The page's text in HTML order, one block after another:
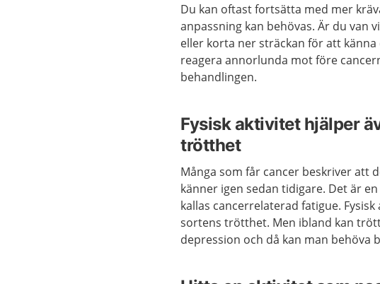
Du kan oftast fortsätta med mer
anpassning kan behövas. Är du van
eller korta ner sträckan för att
reagera annorlunda mot före
behandlingen.
Fysisk aktivitet hjälper
trötthet
Många som får cancer beskriver att
känner igen sedan tidigare. Det är
kallas cancerrelaterad fatigue.
sortens trötthet. Men ibland kan
depression och då kan man behöva